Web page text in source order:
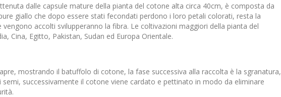
dalle capsule mature dellapianta del cotone alta circa 40cm, è composta da
giallo che dopo essere stati fecondati perdono i loro petali colorati, resta la
vengono accolti svilupperanno la fibra. Le coltivazioni maggiori della pianta del
Cina, Egitto, Pakistan, Sudan ed Europa Orientale.
mostrando ilbatuffolo di cotone, la fase successiva alla raccolta è la sgranatura,
semi, successivamente il cotone viene cardato e pettinato in modo da eliminare